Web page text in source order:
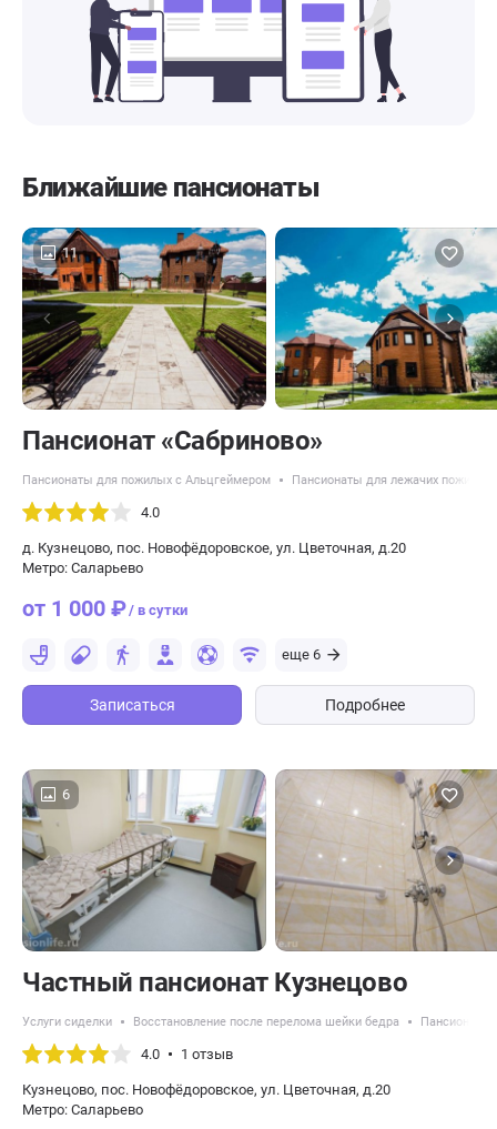
Ближайшие пансионаты
11
Пансионат «Сабриново»
Пансионаты для пожилых с Альцгеймером Пансионаты для лежачих
4.0
д. Кузнецово, пос. Новофёдоровское, ул. Цветочная, д.20
Метро: Саларьево
от 1 000 ₽/ в сутки
еще 6
Записаться Подробнее
6
Частный пансионат Кузнецово
Услуги сиделки Восстановление после перелома шейки бедра Пансионаты
4.0 1 отзыв
Кузнецово, пос. Новофёдоровское, ул. Цветочная, д.20
Метро: Саларьево